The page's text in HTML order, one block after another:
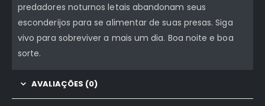
predadores noturnos letais abandonam seus
esconderijos para se alimentar de suas presas. Siga
vivo para sobreviver a mais um dia. Boa noite e boa
sorte.
AVALIAÇÕES (0)